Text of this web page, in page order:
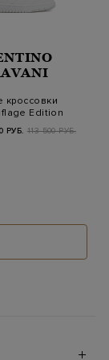
кроссовки
Edition
РУБ. 113 500 РУБ.